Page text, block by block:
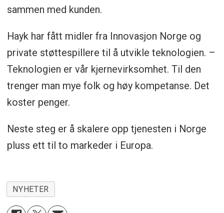
sammen med kunden.
Hayk har fått midler fra Innovasjon Norge og
private støttespillere til å utvikle teknologien. –
Teknologien er vår kjernevirksomhet. Til den
trenger man mye folk og høy kompetanse. Det
koster penger.
Neste steg er å skalere opp tjenesten i Norge
pluss ett til to markeder i Europa.
NYHETER